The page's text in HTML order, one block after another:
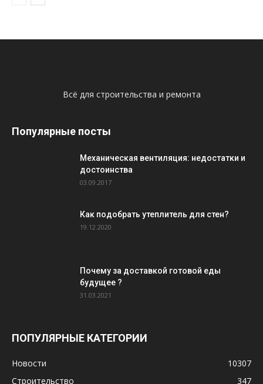
Всё для строительства и ремонта
Популярные посты
Механическая вентиляция: недостатки и
достоинства
03.09.2017
Как подобрать утеплитель для стен?
19.12.2020
Почему за доставкой готовой еды
будущее ?
31.03.2021
ПОПУЛЯРНЫЕ КАТЕГОРИИ
Новости
10307
Строительство
347